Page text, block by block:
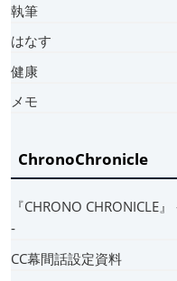
執筆
はなす
健康
メモ
ChronoChronicle
『CHRONO CHRONICLE
‐
CC幕間話設定資料